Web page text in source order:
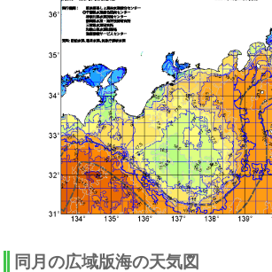
同月の広域版海の天気図